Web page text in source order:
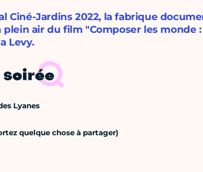
Ciné-Jardins 2022, la fabrique
air du film "Composer les monde :
Levy.
soirée
Lyanes
quelque chose à partager)